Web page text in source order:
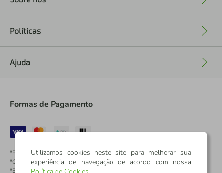
Políticas
Ajuda
Formas de Pagamento
*Pontos dos Cartões Sicredi
*Cartões Sicredi
*Boleto exclusivo para associados PJ
Utilizamos cookies neste site para melhorar sua
experiência de navegação de acordo com nossa